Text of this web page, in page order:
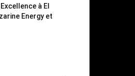
à El
Energy et